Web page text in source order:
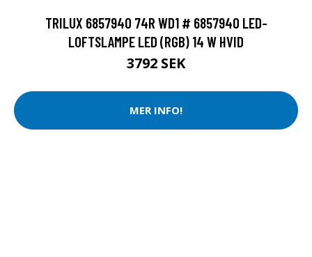
TRILUX 6857940 74R WD1 # 6857940 LED-
LOFTSLAMPE LED (RGB) 14 W HVID
3792 SEK
MER INFO!